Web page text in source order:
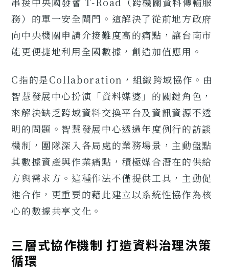
務）的單一安全閘門。這解決了從前地方政府
向中央機關申請介接難度高的痛點，讓台南市
能更便捷地利用全國數據，創造加值應用。
C指的是Collaboration，組織跨域協作。由
智慧發展中心扮演「資料媒婆」的關鍵角色，
來解決缺乏跨域資料交換平台及資訊資源不透
明的問題。智慧發展中心透過年度例行的訪談
機制，團隊深入各局處的業務場景，主動盤點
其數據資產與作業痛點，積極媒合潛在的供給
方與需求方。這種作法不僅提供工具，主動促
進合作，更重要的藉此建立以系統性協作為核
心的數據共享文化。
三層式協作機制 打造資料治理決策
循環